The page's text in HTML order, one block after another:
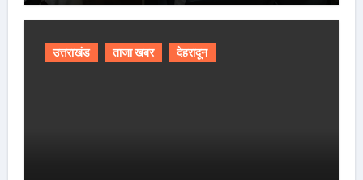
उत्तराखंड ताजा खबर देहरादून